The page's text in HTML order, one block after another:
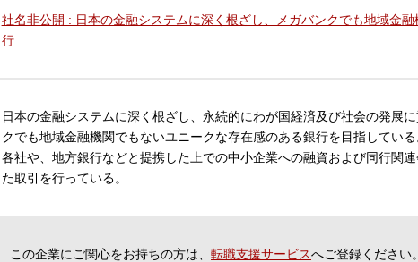
社名非公開 : 日本の金融システムに深く根ざし、メガバンクでも地域金
行
日本の金融システムに深く根ざし、永続的にわが国経済及び社会の発展
クでも地域金融機関でもないユニークな存在感のある銀行を目指してい
各社や、地方銀行などと提携した上での中小企業への融資および同行関
た取引を行っている。
この企業にご関心をお持ちの方は、 転職支援サービスへご登録ください。